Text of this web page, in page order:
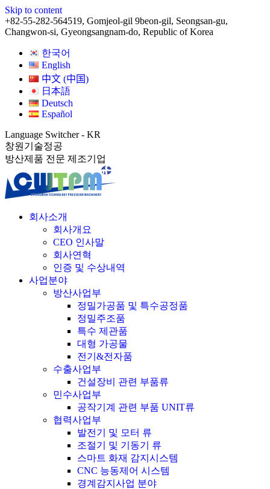
Skip to content
+82-55-282-564519, Gomjeol-gil 9beon-gil, Seongsan-gu,
Changwon-si, Gyeongsangnam-do, Republic of Korea
한국어
English
中文 (中国)
日本語
Deutsch
Español
Language Switcher - KR
창원기술정공
방산제품 전문 제조기업
회사소개
회사개요
CEO 인사말
회사연혁
인증 및 수상내역
사업분야
방산사업부
정밀가공품 및 특수공정품
정밀주조품
특수 제관품
대형 가공물
전기&전자품
수출사업부
건설장비 관련 부품류
민수사업부
공작기계 관련 부품 UNIT류
협력사업부
발전기 및 모터 류
조절기 및 기동기 류
스마트 화재 감지시스템
CNC 능동제어 시스템
경계감지사업 분야